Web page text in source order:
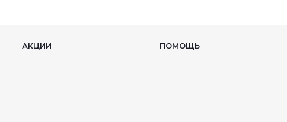
АКЦИИ ПОМОЩЬ